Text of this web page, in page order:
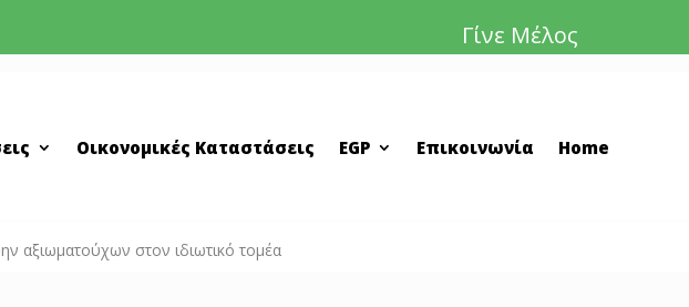
Γίνε Μέλος
Οικονομικές Καταστάσεις EGP Επικοινωνία Home
αξιωματούχων στον ιδιωτικό τομέα